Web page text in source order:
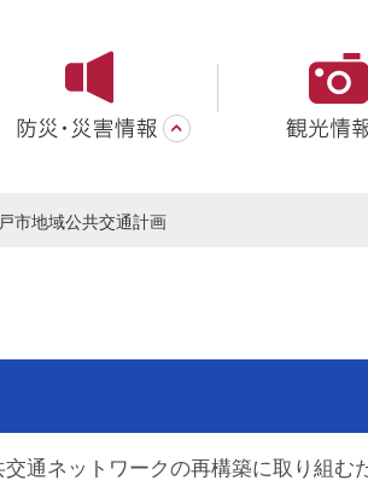
市地域公共交通計画
通ネットワークの再構築に取り組む